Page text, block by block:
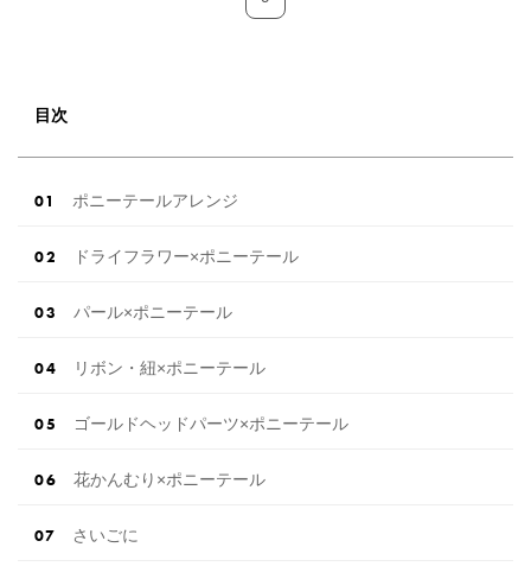
目次
ポニーテールアレンジ
ドライフラワー×ポニーテール
パール×ポニーテール
リボン・紐×ポニーテール
ゴールドヘッドパーツ×ポニーテール
花かんむり×ポニーテール
さいごに